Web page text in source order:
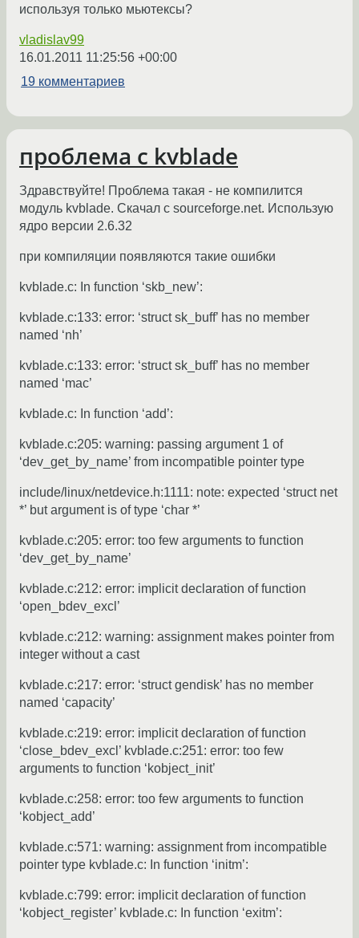
используя только мьютексы?
vladislav99
16.01.2011 11:25:56 +00:00
19 комментариев
проблема с kvblade
Здравствуйте! Проблема такая - не компилится
модуль kvblade. Скачал с sourceforge.net. Использую
ядро версии 2.6.32
при компиляции появляются такие ошибки
kvblade.c: In function ‘skb_new’:
kvblade.c:133: error: ‘struct sk_buff’ has no member
named ‘nh’
kvblade.c:133: error: ‘struct sk_buff’ has no member
named ‘mac’
kvblade.c: In function ‘add’:
kvblade.c:205: warning: passing argument 1 of
‘dev_get_by_name’ from incompatible pointer type
include/linux/netdevice.h:1111: note: expected ‘struct net
*’ but argument is of type ‘char *’
kvblade.c:205: error: too few arguments to function
‘dev_get_by_name’
kvblade.c:212: error: implicit declaration of function
‘open_bdev_excl’
kvblade.c:212: warning: assignment makes pointer from
integer without a cast
kvblade.c:217: error: ‘struct gendisk’ has no member
named ‘capacity’
kvblade.c:219: error: implicit declaration of function
‘close_bdev_excl’ kvblade.c:251: error: too few
arguments to function ‘kobject_init’
kvblade.c:258: error: too few arguments to function
‘kobject_add’
kvblade.c:571: warning: assignment from incompatible
pointer type kvblade.c: In function ‘initm’:
kvblade.c:799: error: implicit declaration of function
‘kobject_register’ kvblade.c: In function ‘exitm’: